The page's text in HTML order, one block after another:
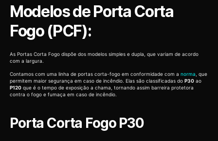
Modelos de Porta Corta
Fogo (PCF):
As Portas Corta Fogo dispõe dos modelos simples e dupla, que variam de acordo
com a largura.
Contamos com uma linha de portas corta-fogo em conformidade com a norma , que
permitem maior segurança em caso de incêndio. Elas são classificadas do P30 ao
P120 que é o tempo de exposição a chama, tornando assim barreira protetora
contra o fogo e fumaça em caso de incêndio.
Porta Corta Fogo P30